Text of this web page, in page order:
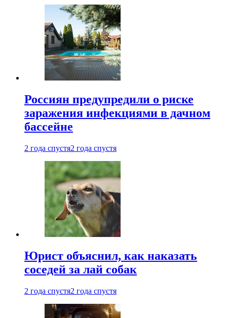
Россиян предупредили о риске
заражения инфекциями в дачном
бассейне
2 года спустя2 года спустя
Юрист объяснил, как наказать
соседей за лай собак
2 года спустя2 года спустя